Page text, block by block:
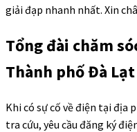
giải đạp nhanh nhất. Xin
Tổng đài chăm
Thành phố Đà
Khi có sự cố về điện tại địa
tra cứu, yêu cầu đăng ký